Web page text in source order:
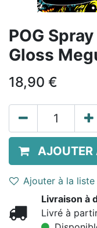
POG
Gloss
18,90 €
AJOUTER
Ajouter à la
Livraison à
Livré à